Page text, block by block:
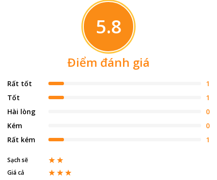
5.8
Điểm đánh giá
Rất tốt
1
Tốt
1
Hài lòng
0
Kém
0
Rất kém
1
Sạch sẽ
Giá cả